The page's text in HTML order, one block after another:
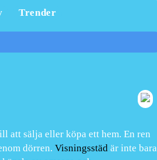
Trender
att sälja eller köpa ett hem. En ren
dörren. Visningsstäd är inte bara